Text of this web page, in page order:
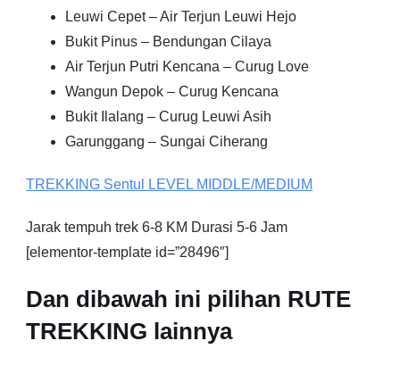
Leuwi Cepet – Air Terjun Leuwi Hejo
Bukit Pinus – Bendungan Cilaya
Air Terjun Putri Kencana – Curug Love
Wangun Depok – Curug Kencana
Bukit Ilalang – Curug Leuwi Asih
Garunggang – Sungai Ciherang
TREKKING Sentul LEVEL MIDDLE/MEDIUM
Jarak tempuh trek 6-8 KM Durasi 5-6 Jam
[elementor-template id=”28496″]
Dan dibawah ini pilihan RUTE
TREKKING lainnya